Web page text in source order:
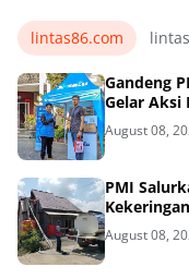
lintas86.com
Gandeng
Gelar Aksi
August 08,
PMI
August 08,